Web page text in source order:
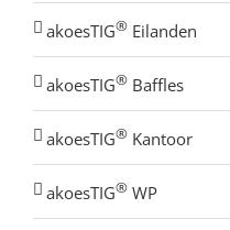
akoesTIG® Eilanden
akoesTIG® Baffles
akoesTIG® Kantoor
akoesTIG® WP